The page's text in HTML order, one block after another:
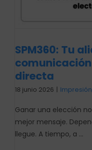
SPM360: Tu
directa
18 junio 2026 | Impresión
Ganar una elección
mejor mensaje.
llegue. A tiempo, a ...